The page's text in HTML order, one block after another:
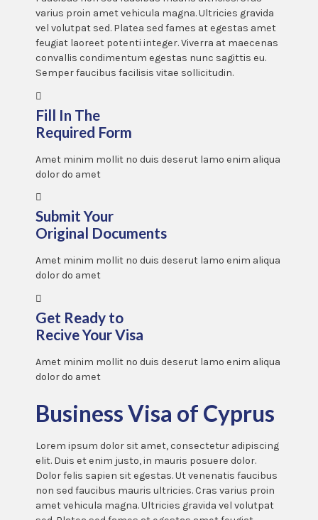
varius proin amet vehicula magna. Ultricies gravida
vel volutpat sed. Platea sed fames at egestas amet
feugiat laoreet potenti integer. Viverra at maecenas
convallis condimentum egestas nunc sagittis eu.
Semper faucibus facilisis vitae sollicitudin.
Fill In The
Required Form
Amet minim mollit no duis deserut lamo enim aliqua
dolor do amet
Submit Your
Original Documents
Amet minim mollit no duis deserut lamo enim aliqua
dolor do amet
Get Ready to
Recive Your Visa
Amet minim mollit no duis deserut lamo enim aliqua
dolor do amet
Business Visa of Cyprus
Lorem ipsum dolor sit amet, consectetur adipiscing
elit. Duis et enim justo, in mauris posuere dolor.
Dolor felis sapien sit egestas. Ut venenatis faucibus
non sed faucibus mauris ultricies. Cras varius proin
amet vehicula magna. Ultricies gravida vel volutpat